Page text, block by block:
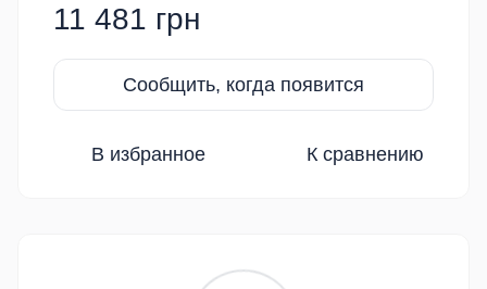
11 481 грн
Сообщить, когда появится
В избранное К сравнению